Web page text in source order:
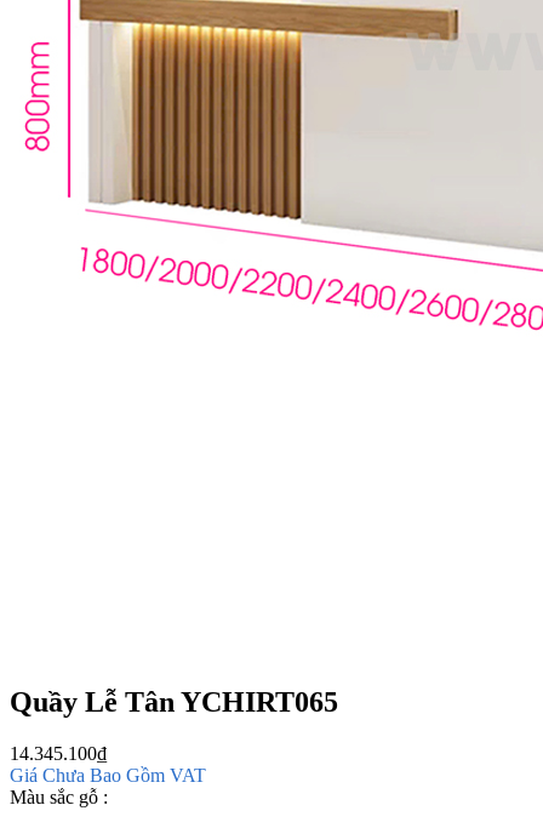
Quầy Lễ Tân YCHIRT065
14.345.100₫
Giá Chưa Bao Gồm VAT
Màu sắc gỗ :